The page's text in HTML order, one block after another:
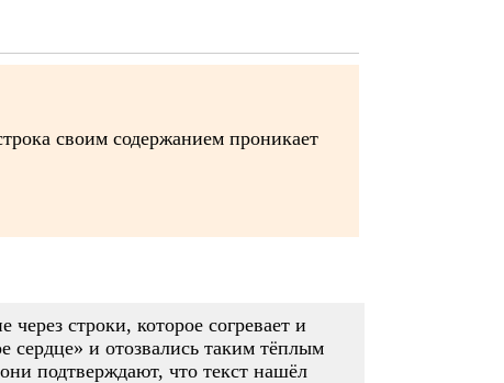
своим содержанием проникает
строки, которое согревает и
сердце» и отозвались таким тёплым
подтверждают, что текст нашёл